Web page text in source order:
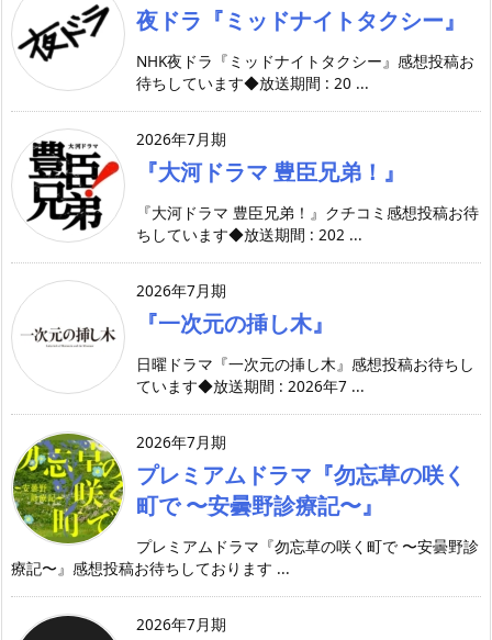
夜ドラ『ミッドナイトタクシー』
NHK夜ドラ『ミッドナイトタクシー』感想投稿お
待ちしています◆放送期間 : 20 ...
2026年7月期
『大河ドラマ 豊臣兄弟！』
『大河ドラマ 豊臣兄弟！』クチコミ感想投稿お待
ちしています◆放送期間 : 202 ...
2026年7月期
『一次元の挿し木』
日曜ドラマ『一次元の挿し木』感想投稿お待ちし
ています◆放送期間 : 2026年7 ...
2026年7月期
プレミアムドラマ『勿忘草の咲く
町で 〜安曇野診療記〜』
プレミアムドラマ『勿忘草の咲く町で 〜安曇野診
療記〜』感想投稿お待ちしております ...
2026年7月期